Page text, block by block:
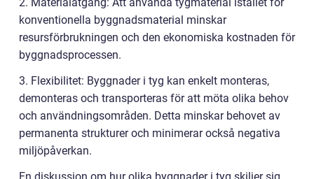
2. Materialåtgång: Att använda tygmaterial istället för
konventionella byggnadsmaterial minskar
resursförbrukningen och den ekonomiska kostnaden för
byggnadsprocessen.
3. Flexibilitet: Byggnader i tyg kan enkelt monteras,
demonteras och transporteras för att möta olika behov
och användningsområden. Detta minskar behovet av
permanenta strukturer och minimerar också negativa
miljöpåverkan.